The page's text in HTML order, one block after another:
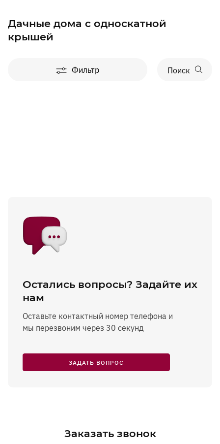
Дачные дома с односкатной
крышей
Поиск
Фильтр
Остались вопросы? Задайте их
нам
Оставьте контактный номер телефона и
мы перезвоним через 30 секунд
ЗАДАТЬ ВОПРОС
Заказать звонок